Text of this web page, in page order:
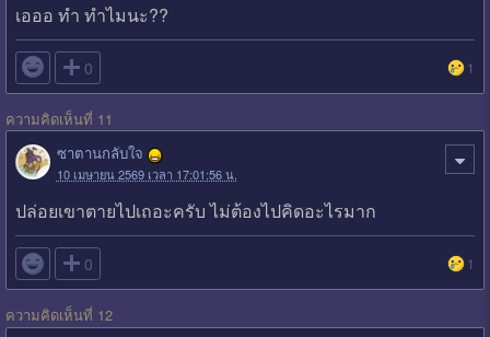
เอออ ทำ ทำไมนะ??
 0 1
ความคิดเห็นที่ 11
ซาตานกลับใจ
10 เมษายน 2569 เวลา 17:01:56 น.
ปล่อยเขาตายไปเถอะครับ ไม่ต้องไปคิดอะไรมาก
 0 1
ความคิดเห็นที่ 12